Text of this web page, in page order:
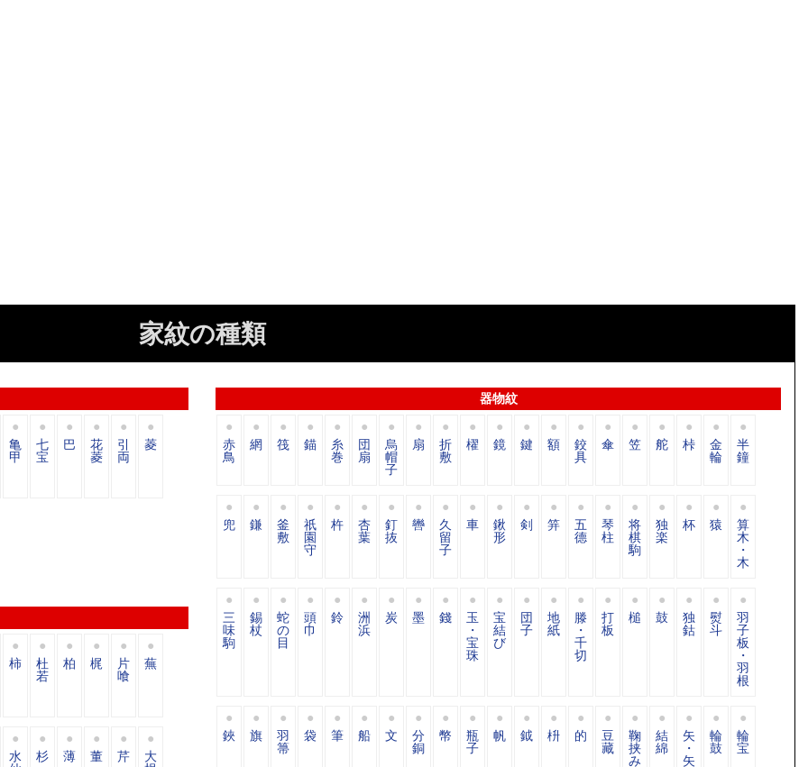
家紋の種類
亀
甲
七
宝
巴 花
菱
引
両
菱
柿 杜
若
柏 梶 片
喰
蕪
水 杉 薄 董 芹 大
器物紋
赤
鳥
網 筏 錨 糸
巻
団
扇
烏
帽
子
扇 折
敷
櫂 鏡 鍵 額 鉸
具
傘 笠 舵 桛 金
輪
半
鐘
兜 鎌 釜
敷
祇
園
守
杵 杏
葉
釘
抜
轡 久
留
子
車 鍬
形
剣 笄 五
德
琴
柱
将
棋
駒
独
楽
杯 猿 算
木
・
木
三
味
駒
錫
杖
蛇
の
目
頭
巾
鈴 洲
浜
炭 墨 錢 玉
・
宝
珠
宝
結
び
団
子
地
紙
滕
・
千
切
打
板
槌 鼓 独
鈷
熨
斗
羽
子
板
・
羽
根
鋏 旗 羽
箒
袋 筆 船 文 分
銅
幣 瓶
子
帆 鉞 枡 的 豆
藏
鞠
挟
み
結
綿
矢
・
矢
輪
鼓
輪
宝